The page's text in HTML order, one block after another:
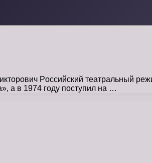
Pоссийский театральный
а в 1974 году поступил на …